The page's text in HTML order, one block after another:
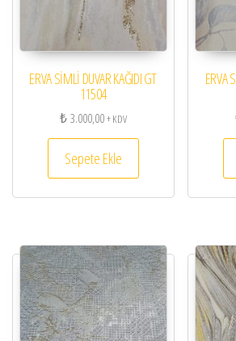
ERVA SİMLİ DUVAR KAĞIDI GT
11504
₺3.000,00+ KDV
Sepete Ekle
ERVA